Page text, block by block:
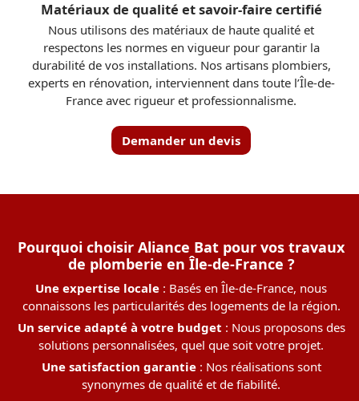
Matériaux de qualité et savoir-faire certifié
Nous utilisons des matériaux de haute qualité et
respectons les normes en vigueur pour garantir la
durabilité de vos installations. Nos artisans plombiers,
experts en rénovation, interviennent dans toute l’Île-de-
France avec rigueur et professionnalisme.
Demander un devis
Pourquoi choisir Aliance Bat pour vos travaux
de plomberie en Île-de-France ?
Une expertise locale : Basés en Île-de-France, nous
connaissons les particularités des logements de la région.
Un service adapté à votre budget : Nous proposons des
solutions personnalisées, quel que soit votre projet.
Une satisfaction garantie: Nos réalisations sont
synonymes de qualité et de fiabilité.